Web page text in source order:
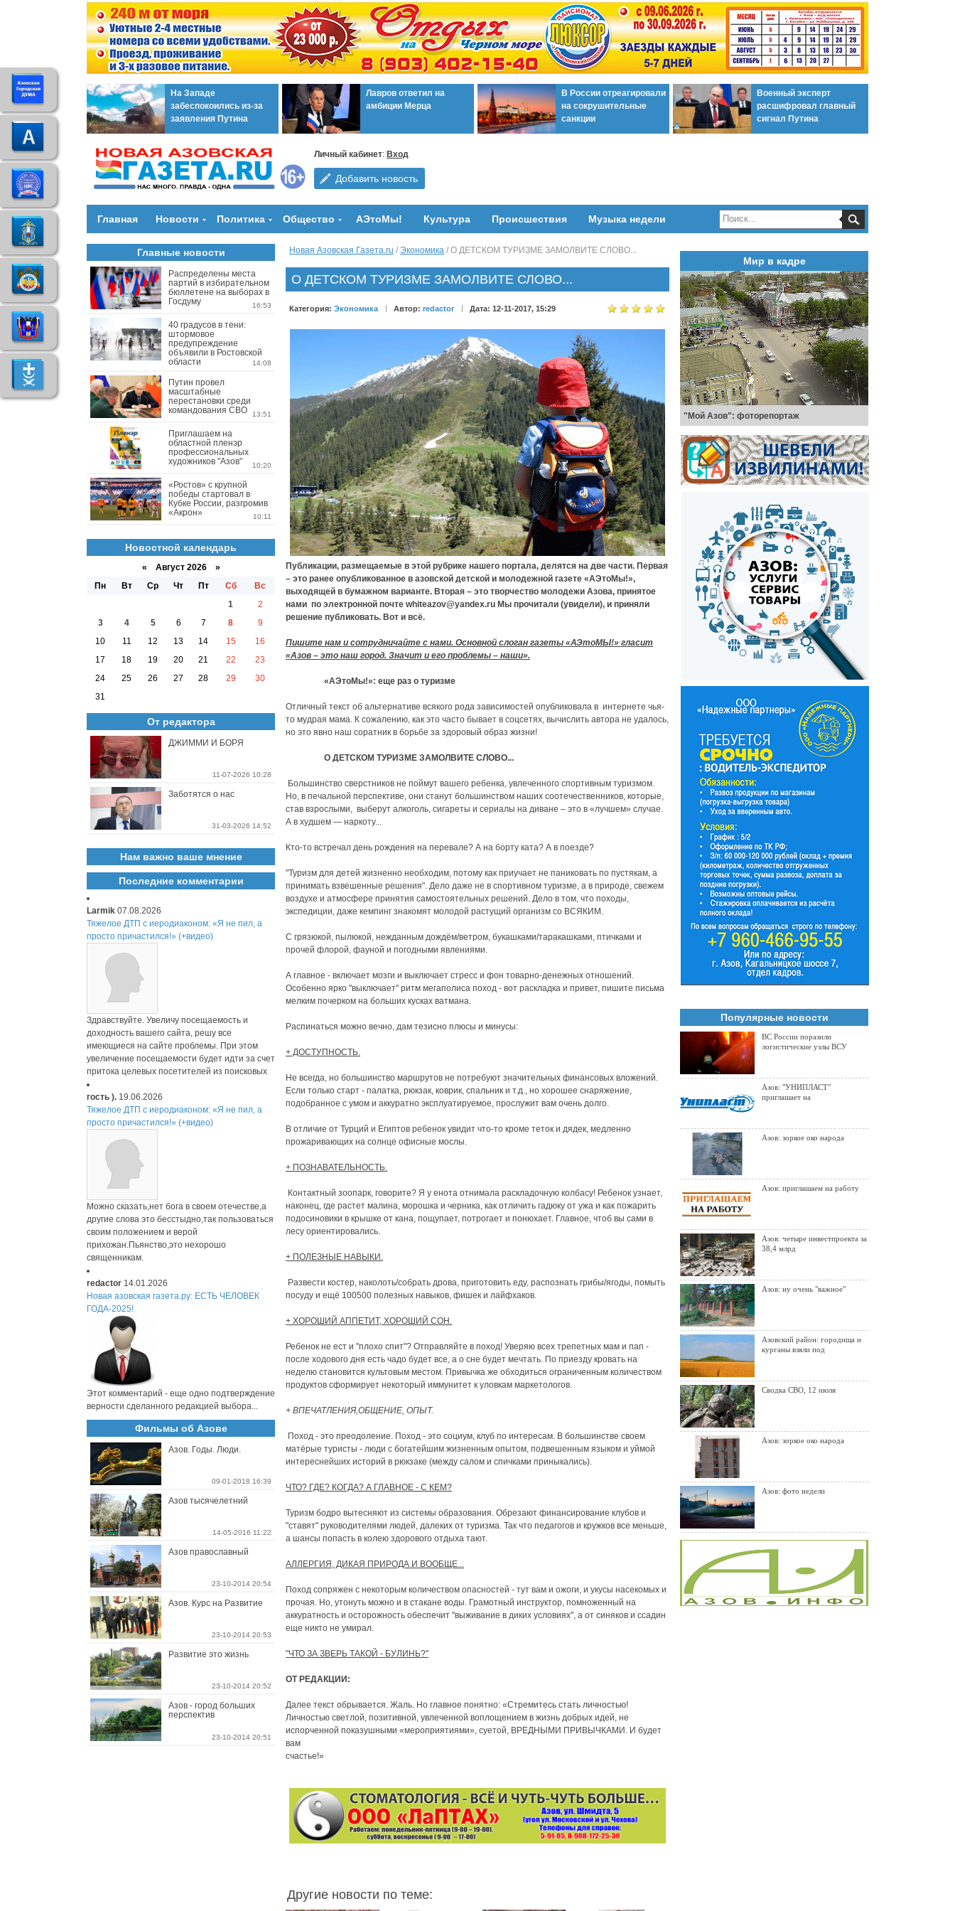
На Западе
забеспокоились из-за
заявления Путина
Лавров ответил на
амбиции Мерца
В России отреагировали
на сокрушительные
санкции
Военный эксперт
расшифровал главный
сигнал Путина
Личный кабинет: Вход
Добавить новость
Главная Новости Политика Общество АЭтоМы! Культура Происшествия Музыка недели
Новая Азовская Газета.ru / Экономика / О ДЕТСКОМ ТУРИЗМЕ ЗАМОЛВИТЕ СЛОВО...
О ДЕТСКОМ ТУРИЗМЕ ЗАМОЛВИТЕ СЛОВО...
Категория: Экономика Автор: redactor Дата: 12-11-2017, 15:29
Публикации, размещаемые в этой рубрике нашего портала, делятся на две части. Первая
– это ранее опубликованное в азовской детской и молодежной газете «АЭтоМы!»,
выходящей в бумажном варианте. Вторая – это творчество молодежи Азова, принятое
нами по электронной почте whiteazov@yandex.ru Мы прочитали (увидели), и приняли
решение публиковать. Вот и всё.
Пишите нам и сотрудничайте с нами. Основной слоган газеты «АЭтоМЫ!» гласит
«Азов – это наш город. Значит и его проблемы – наши».
«АЭтоМы!»: еще раз о туризме
Отличный текст об альтернативе всякого рода зависимостей опубликовала в интернете чья-
то мудрая мама. К сожалению, как это часто бывает в соцсетях, вычислить автора не удалось,
но это явно наш соратник в борьбе за здоровый образ жизни!
О ДЕТСКОМ ТУРИЗМЕ ЗАМОЛВИТЕ СЛОВО...
Большинство сверстников не поймут вашего ребенка, увлеченного спортивным туризмом.
Но, в печальной перспективе, они станут большинством наших соотечественников, которые,
став взрослыми, выберут алкоголь, сигареты и сериалы на диване – это в «лучшем» случае.
А в худшем — наркоту...
Кто-то встречал день рождения на перевале? А на борту ката? А в поезде?
"Туризм для детей жизненно необходим, потому как приучает не паниковать по пустякам, а
принимать взвешенные решения". Дело даже не в спортивном туризме, а в природе, свежем
воздухе и атмосфере принятия самостоятельных решений. Дело в том, что походы,
экспедиции, даже кемпинг знакомят молодой растущий организм со ВСЯКИМ.
С грязюкой, пылюкой, нежданным дождём/ветром, букашками/таракашками, птичками и
прочей флорой, фауной и погодными явлениями.
А главное - включает мозги и выключает стресс и фон товарно-денежных отношений.
Особенно ярко "выключает" ритм мегаполиса поход - вот раскладка и привет, пишите письма
мелким почерком на больших кусках ватмана.
Распинаться можно вечно, дам тезисно плюсы и минусы:
+ ДОСТУПНОСТЬ.
Не всегда, но большинство маршрутов не потребуют значительных финансовых вложений.
Если только старт - палатка, рюкзак, коврик, спальник и т.д., но хорошее снаряжение,
подобранное с умом и аккуратно эксплуатируемое, прослужит вам очень долго.
В отличие от Турций и Египтов ребенок увидит что-то кроме теток и дядек, медленно
прожаривающих на солнце офисные мослы.
+ ПОЗНАВАТЕЛЬНОСТЬ.
Контактный зоопарк, говорите? Я у енота отнимала раскладочную колбасу! Ребенок узнает,
наконец, где растет малина, морошка и черника, как отличить гадюку от ужа и как пожарить
подосиновики в крышке от кана, пощупает, потрогает и понюхает. Главное, чтоб вы сами в
лесу ориентировались.
+ ПОЛЕЗНЫЕ НАВЫКИ.
Развести костер, наколоть/собрать дрова, приготовить еду, распознать грибы/ягоды, помыть
посуду и ещё 100500 полезных навыков, фишек и лайфхаков.
+ ХОРОШИЙ АППЕТИТ, ХОРОШИЙ СОН.
Ребенок не ест и "плохо спит"? Отправляйте в поход! Уверяю всех трепетных мам и пап -
после ходового дня есть чадо будет все, а о сне будет мечтать. По приезду кровать на
неделю становится культовым местом. Привычка же обходиться ограниченным количеством
продуктов сформирует некоторый иммунитет к уловкам маркетологов.
+ ВПЕЧАТЛЕНИЯ,ОБЩЕНИЕ, ОПЫТ.
Поход - это преодоление. Поход - это социум, клуб по интересам. В большинстве своем
матёрые туристы - люди с богатейшим жизненным опытом, подвешенным языком и уймой
интереснейших историй в рюкзаке (между салом и спичками приныкались).
ЧТО? ГДЕ? КОГДА? А ГЛАВНОЕ - С КЕМ?
Туризм бодро вытесняют из системы образования. Обрезают финансирование клубов и
"ставят" руководителями людей, далеких от туризма. Так что педагогов и кружков все меньше,
а шансы попасть в колею здорового отдыха тают.
АЛЛЕРГИЯ, ДИКАЯ ПРИРОДА И ВООБЩЕ...
Поход сопряжен с некоторым количеством опасностей - тут вам и ожоги, и укусы насекомых и
прочая. Но, утонуть можно и в стакане воды. Грамотный инструктор, помноженный на
аккуратность и осторожность обеспечит "выживание в диких условиях", а от синяков и ссадин
еще никто не умирал.
"ЧТО ЗА ЗВЕРЬ ТАКОЙ - БУЛИНЬ?"
ОТ РЕДАКЦИИ:
Далее текст обрывается. Жаль. Но главное понятно: «Стремитесь стать личностью!
Личностью светлой, позитивной, увлеченной воплощением в жизнь добрых идей, не
испорченной показушными «мероприятиями», суетой, ВРЕДНЫМИ ПРИВЫЧКАМИ. И будет
вам
счастье!»
Другие новости по теме:
Главные новости
Распределены места
партий в избирательном
бюллетене на выборах в
Госдуму
16:53
40 градусов в тени:
штормовое
предупреждение
объявили в Ростовской
области
14:08
Путин провел
масштабные
перестановки среди
командования СВО
13:51
Приглашаем на
областной пленэр
профессиональных
художников "Азов"
10:20
«Ростов» с крупной
победы стартовал в
Кубке России, разгромив
«Акрон»
10:11
Новостной календарь
« Август 2026 »
Пн
Вт Ср Чт Пт Сб
Вс
1
2
3
4 5 6 7 8
9
10
11 12 13 14 15
16
17
18 19 20 21 22
23
24
25 26 27 28 29
30
31
От редактора
ДЖИММИ И БОРЯ
11-07-2026 10:28
Заботятся о нас
31-03-2026 14:52
Нам важно ваше мнение
Последние комментарии
Larmik 07.08.2026
Тяжелое ДТП с иеродиаконом: «Я не пил, а
просто причастился!» (+видео)
Здравствуйте. Увеличу посещаемость и
доходность вашего сайта, решу все
имеющиеся на сайте проблемы. При этом
увеличение посещаемости будет идти за счет
притока целевых посетителей из поисковых
гость ). 19.06.2026
Тяжелое ДТП с иеродиаконом: «Я не пил, а
просто причастился!» (+видео)
Можно сказать,нет бога в своем отечестве,а
другие слова это бесстыдно,так пользоваться
своим положением и верой
прихожан.Пьянство,это нехорошо
священникам.
redactor 14.01.2026
Новая азовская газета.ру: ЕСТЬ ЧЕЛОВЕК
ГОДА-2025!
Этот комментарий - еще одно подтверждение
верности сделанного редакцией выбора...
Фильмы об Азове
Азов. Годы. Люди.
09-01-2018 16:39
Азов тысячелетний
14-05-2016 11:22
Азов православный
23-10-2014 20:54
Азов. Курс на Развитие
23-10-2014 20:53
Развитие это жизнь
23-10-2014 20:52
Азов - город больших
перспектив
23-10-2014 20:51
Мир в кадре
"Мой Азов": фоторепортаж
Популярные новости
ВС России поразили
логистические узлы ВСУ
Азов: "УНИПЛАСТ"
приглашает на
Азов: зоркое око народа
Азов: приглашаем на работу
Азов: четыре инвестпроекта за
38,4 млрд
Азов: ну очень "важное"
Азовский район: городища и
курганы взяли под
Сводка СВО, 12 июля
Азов: зоркое око народа
Азов: фото недели